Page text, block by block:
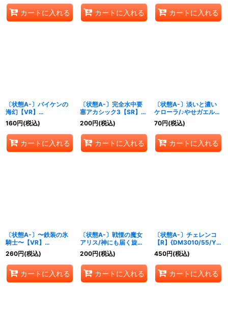
カートに入れる カートに入れる カートに入れる
〔状態A-〕バイケンの
海幻【VR】
{25RP3TD2/TD5}
《水》
160円(税込)
カートに入れる
〔状態A-〕完全水中要
塞アカシック3【SR】
{25EX2超5/超50}
《水》
200円(税込)
カートに入れる
〔状態A-〕淡いと濃い
ケローラ/♪やせガエル負
けるなケローラスパイラ
ル【U】{24EX2超36/
超47}《水》
70円(税込)
カートに入れる
〔状態A-〕〜鉄装の氷
騎士〜【VR】
{25RP13/77}《水》
260円(税込)
カートに入れる
〔状態A-〕戦慄の魔女
アリス/神にも届く旋律
【R】{23EX134/84}
《水》
200円(税込)
カートに入れる
〔状態A-〕チェレンコ
【R】{DM3010/55/Y7}
《水》
450円(税込)
カートに入れる